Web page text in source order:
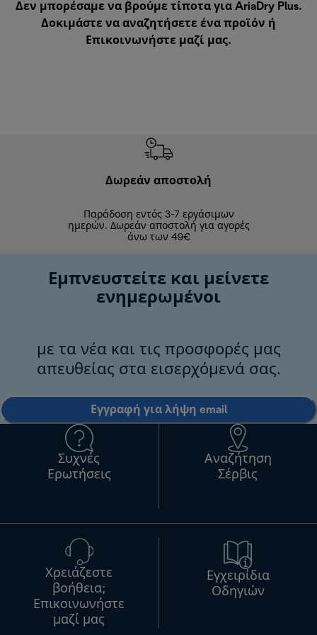
Δεν μπορέσαμε να βρούμε τίποτα για AriaDry Plus.
Δοκιμάστε να αναζητήσετε ένα προϊόν ή
Επικοινωνήστε μαζί μας.
Δωρεάν αποστολή
Παράδοση εντός 3-7 εργάσιμων
ημερών. Δωρεάν αποστολή για αγορές
άνω των 49€
Εμπνευστείτε και μείνετε
ενημερωμένοι
με τα νέα και τις προσφορές μας
απευθείας στα εισερχόμενά σας.
Εγγραφή για λήψη email
Συχνές
Ερωτήσεις
Αναζήτηση
Σέρβις
Χρειάζεστε
βοήθεια;
Επικοινωνήστε
μαζί μας
Εγχειρίδια
Οδηγιών